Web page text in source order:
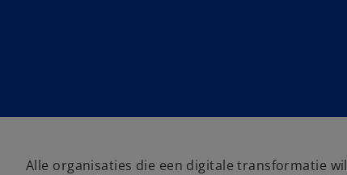
Alle organisaties die een digitale transformatie